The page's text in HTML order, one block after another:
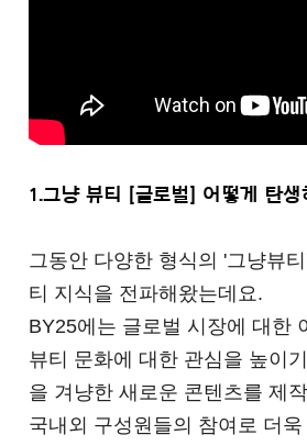
1.그냥 뷰티 [글로벌] 어떻게 탄생
그동안 다양한 형식의 '그냥뷰
티 지식을 전파해왔는데요.
BY25에는 글로벌 시장에 대한
뷰티 문화에 대한 관심을 높이
을 겨냥한 새로운 콘텐츠를 제
국내외 구성원들의 참여로 더